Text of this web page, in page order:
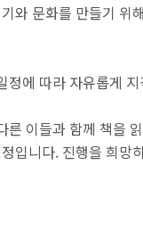
와 문화를 만들기 위
정에 따라 자유롭게
이들과 함께 책을
입니다. 진행을 희망